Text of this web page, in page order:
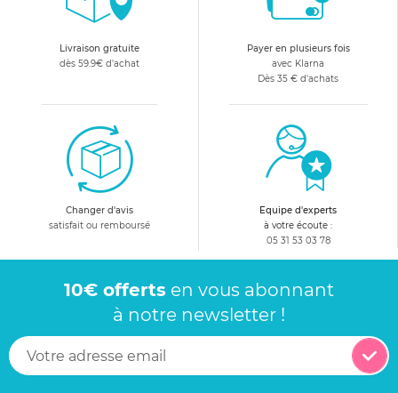
Livraison gratuite
dès 59.9€ d'achat
Payer en plusieurs fois
avec Klarna
Dès 35 € d'achats
Changer d'avis
satisfait ou remboursé
Equipe d'experts
à votre écoute :
05 31 53 03 78
10€ offerts en vous abonnant
à notre newsletter !